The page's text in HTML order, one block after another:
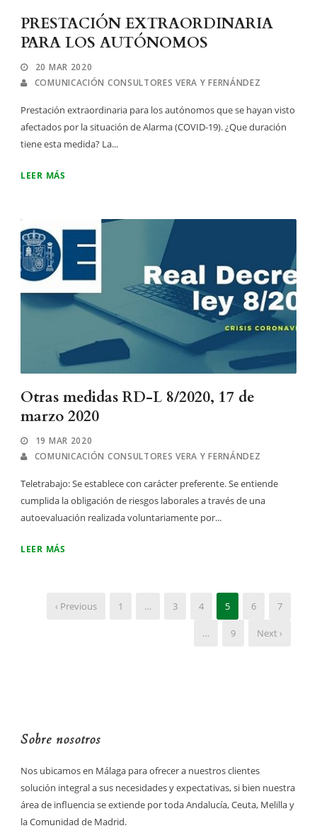
PRESTACIÓN EXTRAORDINARIA
PARA LOS AUTÓNOMOS
20 MAR 2020
COMUNICACIÓN CONSULTORES VERA Y FERNÁNDEZ
Prestación extraordinaria para los autónomos que se hayan visto
afectados por la situación de Alarma (COVID-19). ¿Que duración
tiene esta medida? La...
LEER MÁS
Otras medidas RD-L 8/2020, 17 de
marzo 2020
19 MAR 2020
COMUNICACIÓN CONSULTORES VERA Y FERNÁNDEZ
Teletrabajo: Se establece con carácter preferente. Se entiende
cumplida la obligación de riesgos laborales a través de una
autoevaluación realizada voluntariamente por...
LEER MÁS
‹ Previous 1 … 3 4 5 6 7
… 9 Next ›
Sobre nosotros
Nos ubicamos en Málaga para ofrecer a nuestros clientes
solución integral a sus necesidades y expectativas, si bien nuestra
área de influencia se extiende por toda Andalucía, Ceuta, Melilla y
la Comunidad de Madrid.